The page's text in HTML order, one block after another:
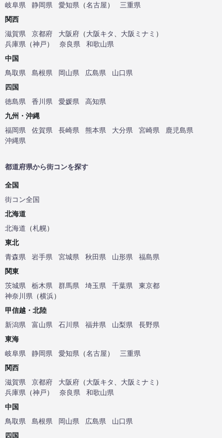
岐阜県
静岡県 愛知県 （名古屋）
三重県
関西
滋賀県
京都府 大阪府 （大阪キタ 大阪ミナミ ）
兵庫県 （神戸） 奈良県
和歌山県
中国
鳥取県
島根県 岡山県 広島県
山口県
四国
徳島県
香川県 愛媛県
高知県
九州・沖縄
福岡県
佐賀県 長崎県 熊本県 大分県 宮崎県
鹿児島県
沖縄県
都道府県から街コンを探す
全国
街コン全国
北海道
北海道 （札幌）
東北
青森県
岩手県 宮城県 秋田県 山形県
福島県
関東
茨城県
栃木県 群馬県 埼玉県 千葉県
東京都
神奈川県 （横浜）
甲信越・北陸
新潟県
富山県 石川県 福井県 山梨県
長野県
東海
岐阜県
静岡県 愛知県 （名古屋）
三重県
関西
滋賀県
京都府 大阪府 （大阪キタ 大阪ミナミ ）
兵庫県 （神戸） 奈良県
和歌山県
中国
鳥取県
島根県 岡山県 広島県
山口県
四国